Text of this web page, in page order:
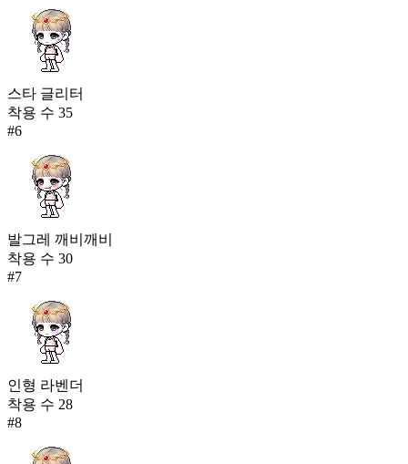
스타 글리터
착용 수 35
#6
발그레 깨비깨비
착용 수 30
#7
인형 라벤더
착용 수 28
#8